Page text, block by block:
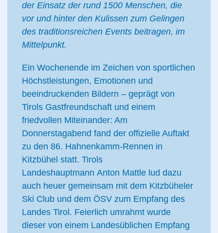
der Einsatz der rund 1500 Menschen, die
vor und hinter den Kulissen zum Gelingen
des traditionsreichen Events beitragen, im
Mittelpunkt.
Ein Wochenende im Zeichen von sportlichen
Höchstleistungen, Emotionen und
beeindruckenden Bildern – geprägt von
Tirols Gastfreundschaft und einem
friedvollen Miteinander: Am
Donnerstagabend fand der offizielle Auftakt
zu den 86. Hahnenkamm-Rennen in
Kitzbühel statt. Tirols
Landeshauptmann Anton Mattle lud dazu
auch heuer gemeinsam mit dem Kitzbüheler
Ski Club und dem ÖSV zum Empfang des
Landes Tirol. Feierlich umrahmt wurde
dieser von einem Landesüblichen Empfang